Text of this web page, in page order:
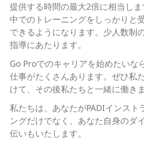
提供する時間の最大2倍に相当し
中でのトレーニングをしっかりと
できるようになります。少人数制
指導にあたります。
Go Proでのキャリアを始めたいな
仕事がたくさんあります。ぜひ私
けて、その後私たちと一緒に働き
私たちは、あなたがPADIインスト
ングだけでなく、あなた自身のダ
伝いもいたします。